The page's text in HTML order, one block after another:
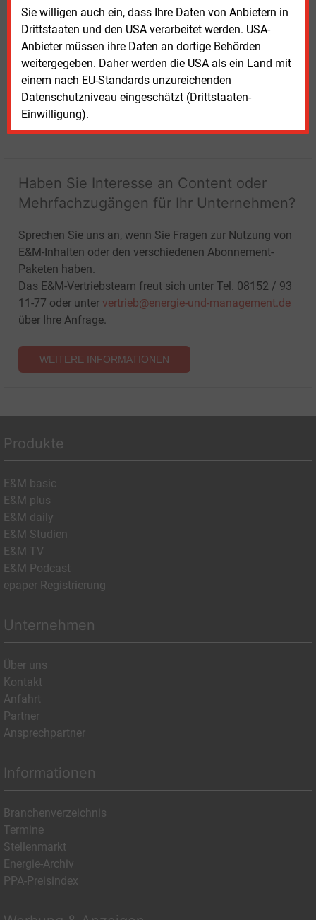
Sie willigen auch ein, dass Ihre Daten von Anbietern in
Drittstaaten und den USA verarbeitet werden. USA-
Anbieter müssen ihre Daten an dortige Behörden
weitergegeben. Daher werden die USA als ein Land mit
einem nach EU-Standards unzureichenden
Datenschutzniveau eingeschätzt (Drittstaaten-
Einwilligung).
LOGIN
Haben Sie Interesse an Content oder
Mehrfachzugängen für Ihr Unternehmen?
Sprechen Sie uns an, wenn Sie Fragen zur Nutzung von
E&M-Inhalten oder den verschiedenen Abonnement-
Paketen haben.
Das E&M-Vertriebsteam freut sich unter Tel. 08152 / 93
11-77 oder unter vertrieb@energie-und-management.de
über Ihre Anfrage.
WEITERE INFORMATIONEN
Produkte
E&M basic
E&M plus
E&M daily
E&M Studien
E&M TV
E&M Podcast
epaper Registrierung
Unternehmen
Über uns
Kontakt
Anfahrt
Partner
Ansprechpartner
Informationen
Branchenverzeichnis
Termine
Stellenmarkt
Energie-Archiv
PPA-Preisindex